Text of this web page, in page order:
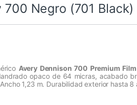
700 Negro (701 Black)
Avery Dennison 700 Premium Film
opaco de 64 micras, acabado
1,23 m. Durabilidad exterior hasta 8